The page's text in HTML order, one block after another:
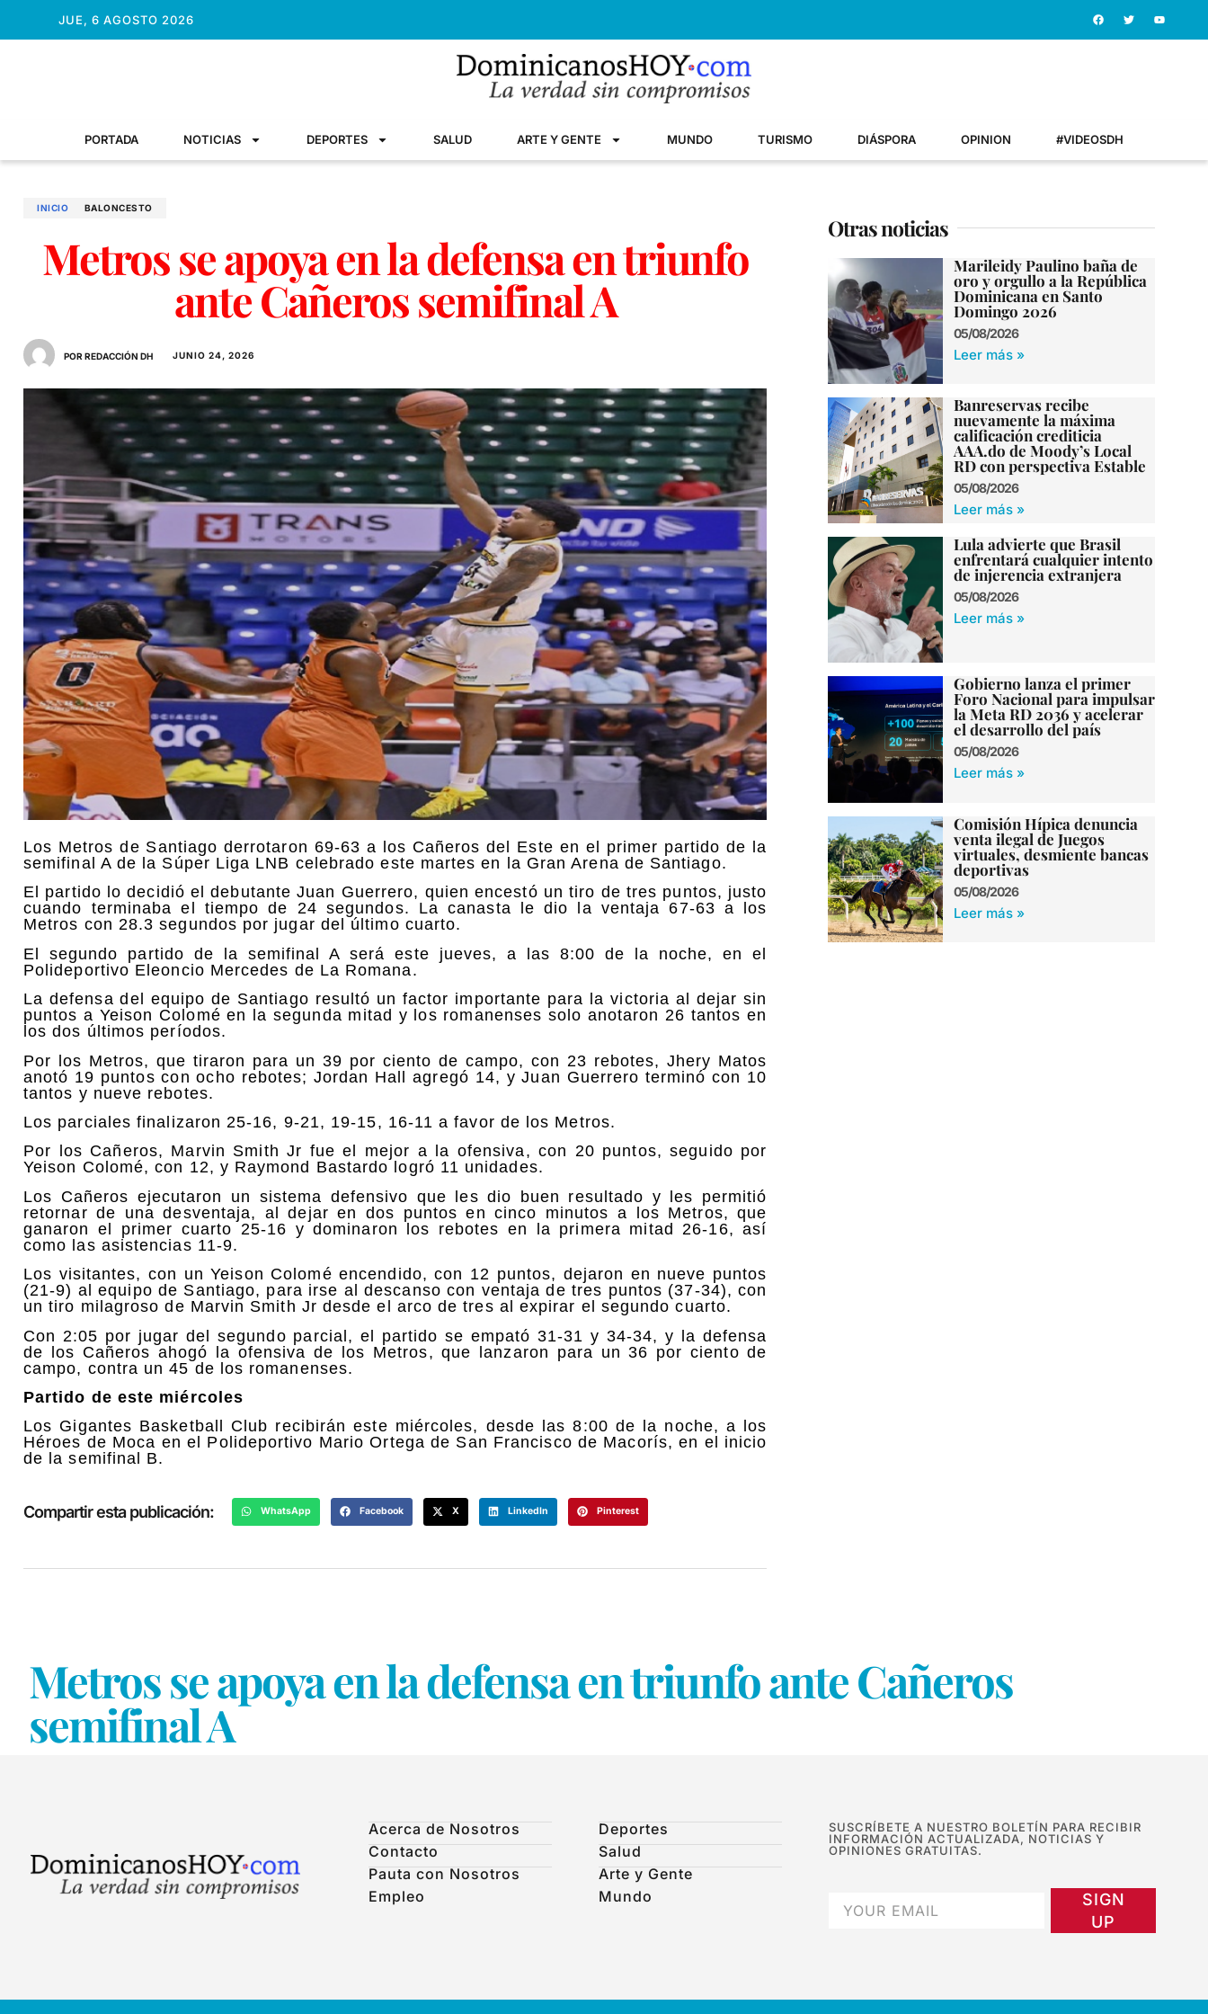
JUE, 6 AGOSTO 2026
PORTADA NOTICIAS DEPORTES SALUD ARTE Y GENTE MUNDO TURISMO DIÁSPORA OPINION #VIDEOSDH
INICIO BALONCESTO
Metros se apoya en la defensa en triunfo
ante Cañeros semifinal A
POR REDACCIÓN DH JUNIO 24, 2026
Los Metros de Santiago derrotaron 69-63 a los Cañeros del Este en el primer partido de la
semifinal A de la Súper Liga LNB celebrado este martes en la Gran Arena de Santiago.
El partido lo decidió el debutante Juan Guerrero, quien encestó un tiro de tres puntos, justo
cuando terminaba el tiempo de 24 segundos. La canasta le dio la ventaja 67-63 a los
Metros con 28.3 segundos por jugar del último cuarto.
El segundo partido de la semifinal A será este jueves, a las 8:00 de la noche, en el
Polideportivo Eleoncio Mercedes de La Romana.
La defensa del equipo de Santiago resultó un factor importante para la victoria al dejar sin
puntos a Yeison Colomé en la segunda mitad y los romanenses solo anotaron 26 tantos en
los dos últimos períodos.
Por los Metros, que tiraron para un 39 por ciento de campo, con 23 rebotes, Jhery Matos
anotó 19 puntos con ocho rebotes; Jordan Hall agregó 14, y Juan Guerrero terminó con 10
tantos y nueve rebotes.
Los parciales finalizaron 25-16, 9-21, 19-15, 16-11 a favor de los Metros.
Por los Cañeros, Marvin Smith Jr fue el mejor a la ofensiva, con 20 puntos, seguido por
Yeison Colomé, con 12, y Raymond Bastardo logró 11 unidades.
Los Cañeros ejecutaron un sistema defensivo que les dio buen resultado y les permitió
retornar de una desventaja, al dejar en dos puntos en cinco minutos a los Metros, que
ganaron el primer cuarto 25-16 y dominaron los rebotes en la primera mitad 26-16, así
como las asistencias 11-9.
Los visitantes, con un Yeison Colomé encendido, con 12 puntos, dejaron en nueve puntos
(21-9) al equipo de Santiago, para irse al descanso con ventaja de tres puntos (37-34), con
un tiro milagroso de Marvin Smith Jr desde el arco de tres al expirar el segundo cuarto.
Con 2:05 por jugar del segundo parcial, el partido se empató 31-31 y 34-34, y la defensa
de los Cañeros ahogó la ofensiva de los Metros, que lanzaron para un 36 por ciento de
campo, contra un 45 de los romanenses.
Partido de este miércoles
Los Gigantes Basketball Club recibirán este miércoles, desde las 8:00 de la noche, a los
Héroes de Moca en el Polideportivo Mario Ortega de San Francisco de Macorís, en el inicio
de la semifinal B.
Compartir esta publicación: WhatsApp Facebook X LinkedIn Pinterest
Otras noticias
Marileidy Paulino baña de
oro y orgullo a la República
Dominicana en Santo
Domingo 2026
05/08/2026
Leer más »
Banreservas recibe
nuevamente la máxima
calificación crediticia
AAA.do de Moody’s Local
RD con perspectiva Estable
05/08/2026
Leer más »
Lula advierte que Brasil
enfrentará cualquier intento
de injerencia extranjera
05/08/2026
Leer más »
Gobierno lanza el primer
Foro Nacional para impulsar
la Meta RD 2036 y acelerar
el desarrollo del país
05/08/2026
Leer más »
Comisión Hípica denuncia
venta ilegal de Juegos
virtuales, desmiente bancas
deportivas
05/08/2026
Leer más »
Metros se apoya en la defensa en triunfo ante Cañeros
semifinal A
Acerca de Nosotros
Contacto
Pauta con Nosotros
Empleo
Deportes
Salud
Arte y Gente
Mundo
SUSCRÍBETE A NUESTRO BOLETÍN PARA RECIBIR
INFORMACIÓN ACTUALIZADA, NOTICIAS Y
OPINIONES GRATUITAS.
SIGN
UP